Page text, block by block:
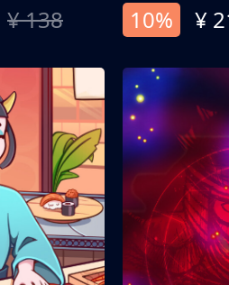
¥ 138
10%
¥